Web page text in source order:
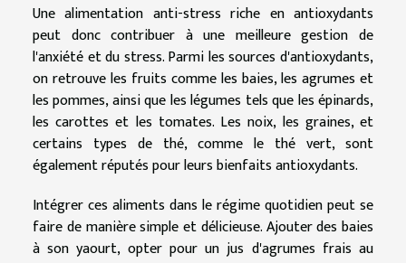
Une alimentation anti-stress riche en antioxydants
peut donc contribuer à une meilleure gestion de
l'anxiété et du stress. Parmi les sources d'antioxydants,
on retrouve les fruits comme les baies, les agrumes et
les pommes, ainsi que les légumes tels que les épinards,
les carottes et les tomates. Les noix, les graines, et
certains types de thé, comme le thé vert, sont
également réputés pour leurs bienfaits antioxydants.
Intégrer ces aliments dans le régime quotidien peut se
faire de manière simple et délicieuse. Ajouter des baies
à son yaourt, opter pour un jus d'agrumes frais au